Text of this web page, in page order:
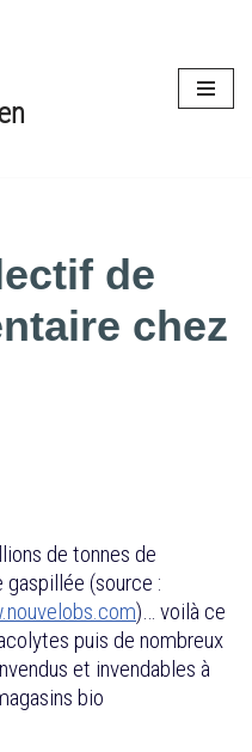
de
chez
de tonnes de
(source :
)… voilà ce
puis de nombreux
et invendables à
bio